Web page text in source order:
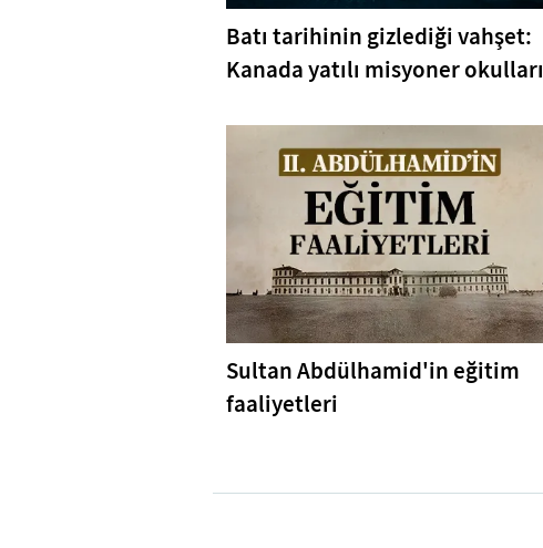
Batı tarihinin gizlediği vahşet:
Kanada yatılı misyoner okulları
Sultan Abdülhamid'in eğitim
faaliyetleri